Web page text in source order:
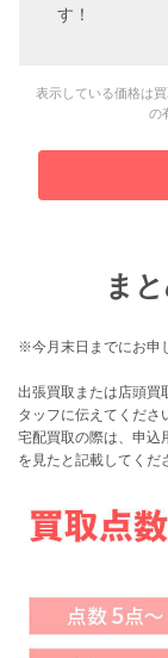
す！
表示している価格は
の
ま
※今月末日までにお申
出張買取または店頭買
タッフに伝えてくださ
宅配買取の際は、申込
を見たと記載してくだ